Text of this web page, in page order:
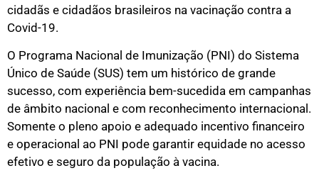
cidadãs e cidadãos brasileiros na vacinação contra a
Covid-19.
O Programa Nacional de Imunização (PNI) do Sistema
Único de Saúde (SUS) tem um histórico de grande
sucesso, com experiência bem-sucedida em campanhas
de âmbito nacional e com reconhecimento internacional.
Somente o pleno apoio e adequado incentivo financeiro
e operacional ao PNI pode garantir equidade no acesso
efetivo e seguro da população à vacina.